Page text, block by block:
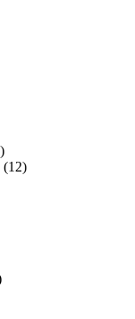
(12)